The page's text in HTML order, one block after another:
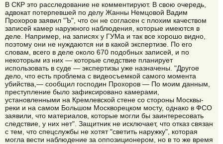
В СКР это расследование не комментируют. В свою очередь,
адвокат потерпевшей по делу Жанны Немцовой Вадим
Прохоров заявил "Ъ", что он не согласен с плохим качеством
записей камер наружного наблюдения, которые имеются в
деле. Например, на записях у ГУМа и так все хорошо видно,
поэтому они не нуждаются ни в какой экспертизе. По его
словам, всего в деле около 670 подобных записей, и по
некоторым из них — которые следствие планирует
использовать в суде — экспертизы уже назначены. "Другое
дело, что есть проблема с видеосъемкой самого момента
убийства,— сообщил господин Прохоров — По моим данным,
преступление было зафиксировано камерами,
установленными на Кремлевской стене со стороны Москвы-
реки и на самом Большом Москворецком мосту, однако в ФСО
заявили, что материалов, которые могли бы заинтересовать
следствие, у них нет". Защитник не исключает, что отказ связан
с тем, что спецслужбы не хотят "светить наружку", которая
могла вести наблюдение за оппозиционером, но в то же время